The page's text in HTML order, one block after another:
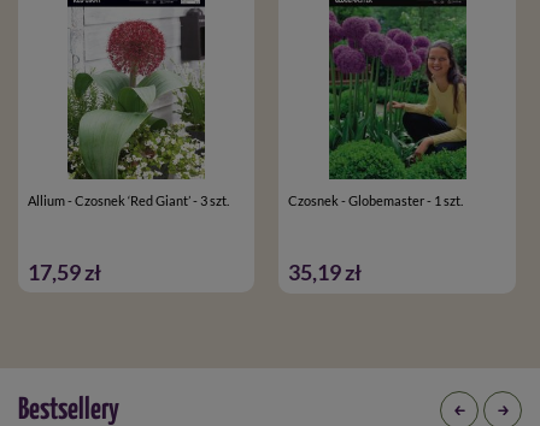
Allium - Czosnek ‘Red Giant’ - 3 szt.
17,59 zł
Czosnek - Globemaster - 1 szt.
35,19 zł
Bestsellery